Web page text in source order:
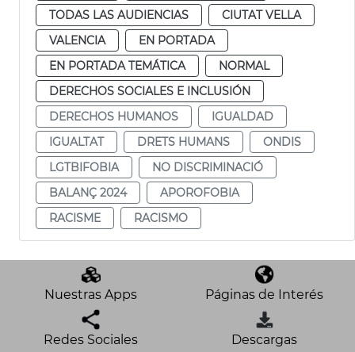
TODAS LAS AUDIENCIAS
CIUTAT VELLA
VALENCIA
EN PORTADA
EN PORTADA TEMÁTICA
NORMAL
DERECHOS SOCIALES E INCLUSIÓN
DERECHOS HUMANOS
IGUALDAD
IGUALTAT
DRETS HUMANS
ONDIS
LGTBIFOBIA
NO DISCRIMINACIÓ
BALANÇ 2024
APOROFOBIA
RACISME
RACISMO
Nuestras Apps Páginas de Interés
Redes Sociales Descargas